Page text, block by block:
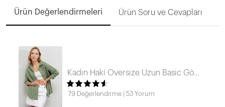
Ürün Değerlendirmeleri Ürün Soru ve Cevapları
Kadın Haki Oversize Uzun Basic Gömlek HZL22W-BD139001
79 Değerlendirme 53 Yorum